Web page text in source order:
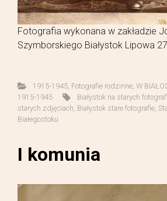
Fotografia wykonana w zakładzie
Szymborskiego Białystok Lipowa 27
1915-1945, Fotografie rodzinne, W
1915-1945
Białystok na starych
starych zdjęciach Białystok stare fotografie
Białegostoku
I komunia